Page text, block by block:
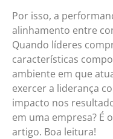
Por isso, a
alinhamento entre
Quando líderes
características
ambiente em que
exercer a liderança
impacto nos
em uma empresa? É
artigo. Boa leitura!